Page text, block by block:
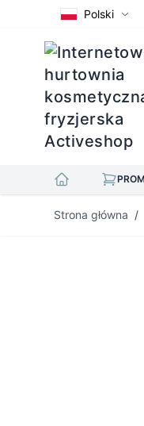
Polski
Strona główna /